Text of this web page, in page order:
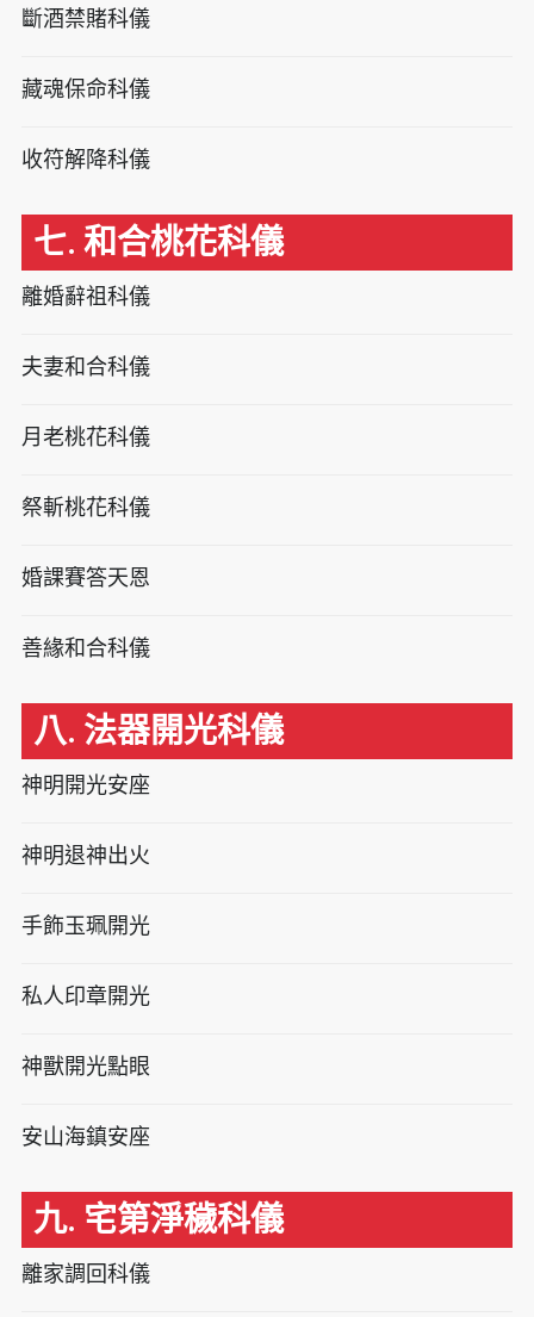
斷酒禁賭科儀
藏魂保命科儀
收符解降科儀
七. 和合桃花科儀
離婚辭祖科儀
夫妻和合科儀
月老桃花科儀
祭斬桃花科儀
婚課賽答天恩
善緣和合科儀
八. 法器開光科儀
神明開光安座
神明退神出火
手飾玉珮開光
私人印章開光
神獸開光點眼
安山海鎮安座
九. 宅第淨穢科儀
離家調回科儀